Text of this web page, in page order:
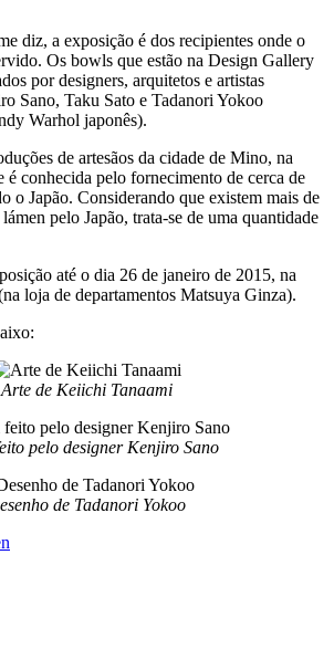
diz, a exposição é dos recipientes onde o
Os bowls que estão na Design Gallery
por designers, arquitetos e artistas
Sano, Taku Sato e Tadanori Yokoo
Warhol japonês).
de artesãos da cidade de Mino, na
conhecida pelo fornecimento de cerca de
o Japão. Considerando que existem mais de
pelo Japão, trata-se de uma quantidade
até o dia 26 de janeiro de 2015, na
loja de departamentos Matsuya Ginza).
Arte de Keiichi Tanaami
pelo designer Kenjiro Sano
de Tadanori Yokoo